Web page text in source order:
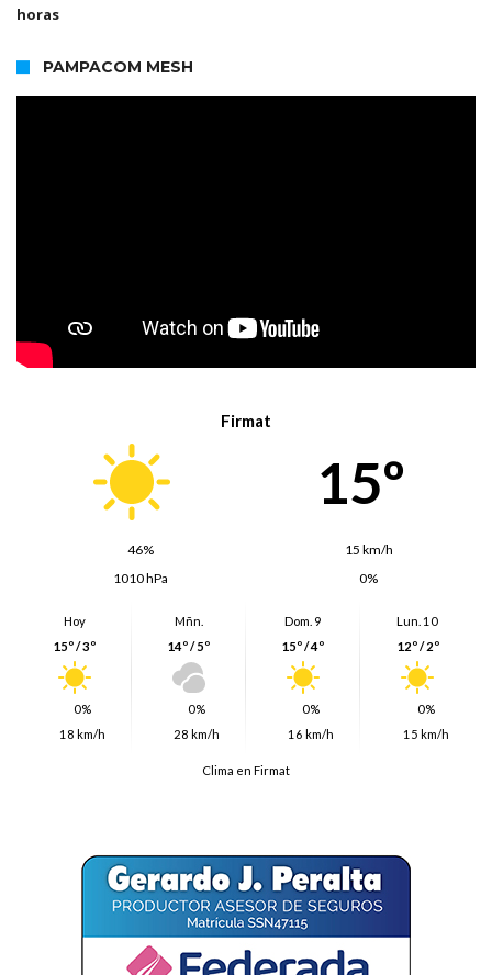
horas
PAMPACOM MESH
Firmat
15º
46%
15 km/h
1010 hPa
0%
Hoy
15º / 3º
0%
18 km/h
Mñn.
14º / 5º
0%
28 km/h
Dom. 9
15º / 4º
0%
16 km/h
Lun. 10
12º / 2º
0%
15 km/h
Clima en Firmat